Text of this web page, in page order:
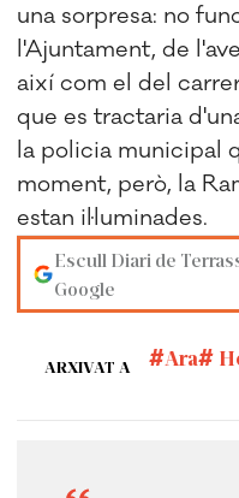
una sorpresa: no
l'Ajuntament, de
així com el del
que es tractaria
la policia municipal
moment, però, la
estan il·luminades.
Escull Diari de
Google
ARXIVAT A Ara